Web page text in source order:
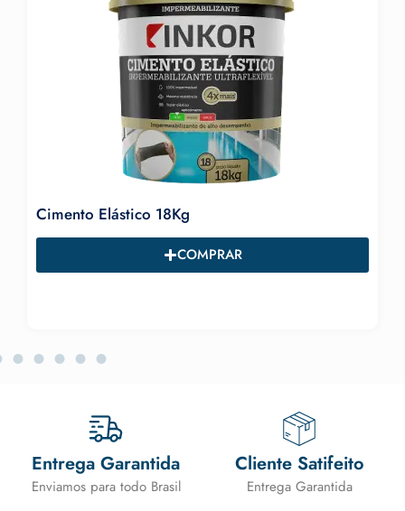
Elástico 18Kg
COMPRAR
R$
Entrega Garantida
Enviamos para todo Brasil
Cliente Satifeito
Entrega Garantida